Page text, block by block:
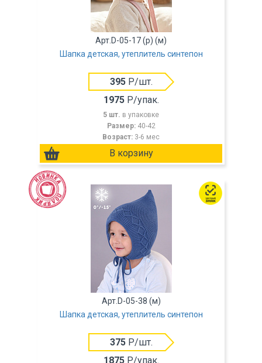
Арт.D-05-17 (р) (м)
Шапка детская, утеплитель синтепон
395Р/шт.
1975Р/упак.
5 шт. в упаковке
Размер: 40-42
Возраст: 3-6 мес
Арт.D-05-38 (м)
Шапка детская, утеплитель синтепон
375Р/шт.
1875Р/упак.